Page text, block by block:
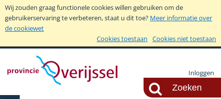
Wij zouden graag functionele cookies willen gebruiken om de
gebruikerservaring te verbeteren, staat u dit toe? Meer informatie over
de cookiewet
Cookies toestaan
Cookies niet toestaan
Inloggen